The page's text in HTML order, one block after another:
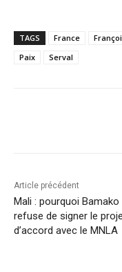
TAGS France
Paix
Serval
Article précédent
Mali : pourquoi Bamako
refuse de signer le
d’accord avec le MNLA